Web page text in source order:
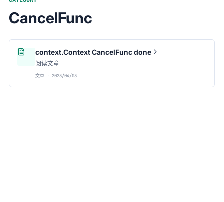
CancelFunc
context.Context CancelFunc done
阅读文章
文章 · 2023/04/03